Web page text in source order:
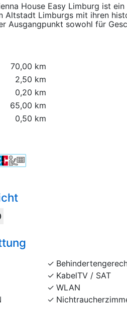
House Easy Limburg ist
Altstadt Limburgs mit ihren
Ausgangpunkt sowohl für
70,00 km
2,50 km
0,20 km
65,00 km
0,50 km
KabelTV / SAT
WLAN